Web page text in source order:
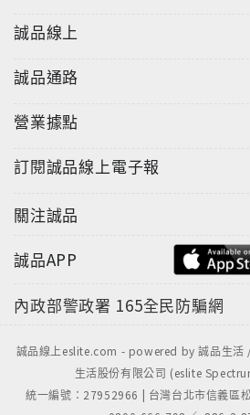
誠品線上
誠品通路
營業據點
訂閱誠品線上電子報
關注誠品
誠品APP
內政部警政署 165全民防騙網
誠品線上eslite.com - powered by 誠品生活
生活股份有限公司 (eslite
統一編號：27952966 | 台灣台北市信義區